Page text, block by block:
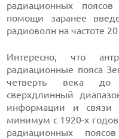
радиационных
помощи заранее
радиоволн на частоте 20
Интересно, что
радиационные пояса
четверть века до
сверхдлинный
информации и
минимум с 1920-х
радиационных